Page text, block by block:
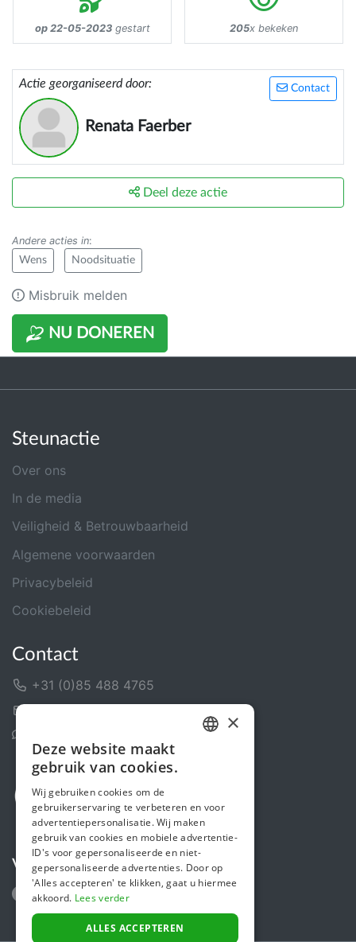
op 22-05-2023gestart 205x bekeken
Contact
Actie georganiseerd door:
Renata Faerber
NU DONEREN
Deel deze actie
Andere acties in:
Wens Noodsituatie
Misbruik melden
Steunactie
Over ons
In de media
Veiligheid & Betrouwbaarheid
Algemene voorwaarden
Privacybeleid
Cookiebeleid
Contact
+31 (0)85 488 4765
Volg ons
ENGLISH
×
Deze website maakt
gebruik van cookies.
Wij gebruiken cookies om de
gebruikerservaring te verbeteren en voor
advertentiepersonalisatie. Wij maken
gebruik van cookies en mobiele advertentie-
ID's voor gepersonaliseerde en niet-
gepersonaliseerde advertenties. Door op
'Alles accepteren' te klikken, gaat u hiermee
akkoord. Lees verder
ALLES ACCEPTEREN